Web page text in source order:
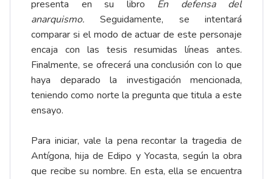
presenta en su libro En defensa del
anarquismo.Seguidamente, se intentará
comparar si el modo de actuar de este personaje
encaja con las tesis resumidas líneas antes.
Finalmente, se ofrecerá una conclusión con lo que
haya deparado la investigación mencionada,
teniendo como norte la pregunta que titula a este
ensayo.
Para iniciar, vale la pena recontar la tragedia de
Antígona, hija de Edipo y Yocasta, según la obra
que recibe su nombre. En esta, ella se encuentra